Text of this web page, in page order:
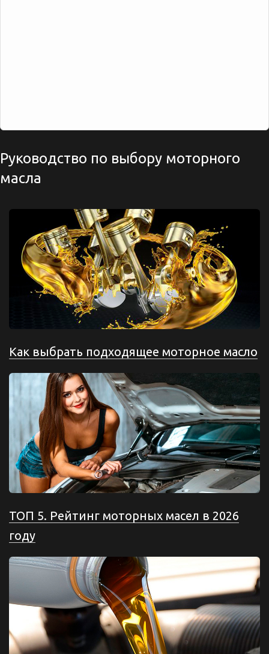
Руководство по выбору моторного
масла
Как выбрать подходящее моторное масло
ТОП 5. Рейтинг моторных масел в 2026
году